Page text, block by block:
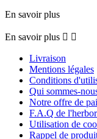
En savoir plus
En savoir plus  
Livraison
Mentions légales
Conditions
Qui sommes-
Notre offre de
F.A.Q de
Utilisation de
Rappel de